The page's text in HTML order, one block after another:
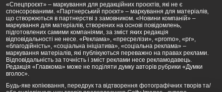
«Спецпроєкт» – маркування для редакційних проєктів, які не є
спонсорованими. «Партнерський проєкт» – маркування для матеріалів,
що створюються в партнерстві з замовником. «Новини компаній» –
маркування для матеріалів, створених на основі повідомлень,
підготовлених самими компаніями, за зміст яких редакція
відповідальності не несе. «Реклама», «пресрелізи», «promo», «pr»,
«благодійність», «соціальна ініціатива», «соціальна реклама» –
маркування матеріалів, які публікуються переважно на правах реклами.
Відповідальність за точність і зміст реклами несе рекламодавець.
Редакція «Главкома» може не поділяти думку авторів рубрики «Думки
вголос».
Будь-яке копіювання, передрук та відтворення фотографічних творів та/